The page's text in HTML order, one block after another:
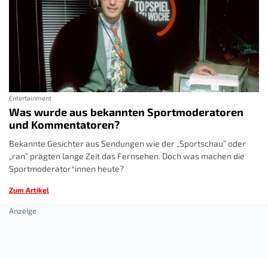
Entertainment
Was wurde aus bekannten Sportmoderatoren
und Kommentatoren?
Bekannte Gesichter aus Sendungen wie der „Sportschau“ oder
„ran“ prägten lange Zeit das Fernsehen. Doch was machen die
Sportmoderator*innen heute?
Zum Artikel